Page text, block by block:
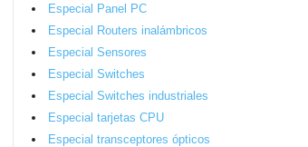
Especial Panel PC
Especial Routers inalámbricos
Especial Sensores
Especial Switches
Especial Switches industriales
Especial tarjetas CPU
Especial transceptores ópticos